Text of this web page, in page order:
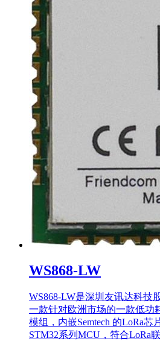
WS868-LW
WS868-LW是深圳友讯达科技
一款针对欧洲市场的一款低功
模组，内嵌Semtech 的LoRa芯
STM32系列MCU，符合LoRa